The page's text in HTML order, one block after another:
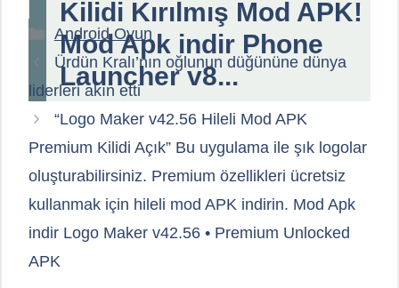
Kilidi Kırılmış Mod APK!
Mod Apk indir Phone
Launcher v8...
Kategoriler
Android Oyun
Ürdün Kralı’nın oğlunun düğününe dünya
liderleri akın etti
“Logo Maker v42.56 Hileli Mod APK
Premium Kilidi Açık” Bu uygulama ile şık logolar
oluşturabilirsiniz. Premium özellikleri ücretsiz
kullanmak için hileli mod APK indirin. Mod Apk
indir Logo Maker v42.56 • Premium Unlocked
APK